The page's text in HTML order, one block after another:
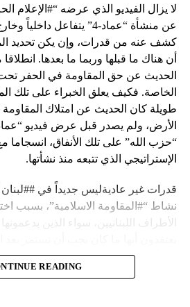
لا يزال الفيديو الذي عرضه “#الإعلام
عن منشأة “عماد-4” يتفاعل
أن هناك ما قبلها وربما ما بعدها. انطلاقا
الحديث عن حق المقاومة في الحفر تحت
الخاصة. فكيف يعلق الخبراء على تلك
طويلة كان الحديث عن امتلاك
“حزب الله” على تلك الأنفاق،
الإستراتيجي الذي تتبعه منذ نشأتها.
قدرات غير عاديةليس جديداً في
نشاط “#المقاومة الاسلامية”، بسبب
الأطراف اللبنانيين، سواء الذين
إلى أن المقاومة ضد الاحتلال
إجماع داخلي، وإن كانت القوى اللبنانية
READING